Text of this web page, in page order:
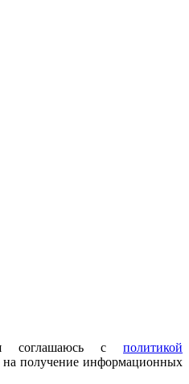
соглашаюсь с политикой
на получение информационных